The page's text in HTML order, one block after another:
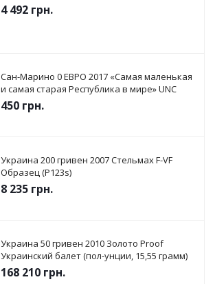
4 492 грн.
Сан-Марино 0 ЕВРО 2017 «Самая маленькая
и самая старая Республика в мире» UNC
450 грн.
Украина 200 гривен 2007 Стельмах F-VF
Образец (P123s)
8 235 грн.
Украина 50 гривен 2010 Золото Proof
Украинский балет (пол-унции, 15,55 грамм)
168 210 грн.